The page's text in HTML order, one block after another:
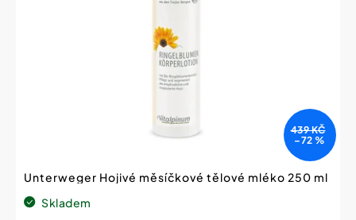
439 KČ
–72 %
Unterweger Hojivé měsíčkové tělové mléko 250 ml
Skladem